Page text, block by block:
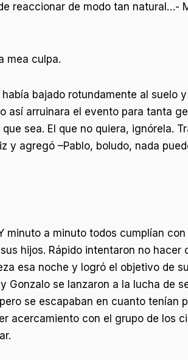
reaccionar de modo tan natural…-
mea culpa.
bajado rotundamente al suelo
así arruinara el evento para tanta
sea. El que no quiera, ignórela.
y agregó –Pablo, boludo, nada
minuto a minuto todos cumplían
hijos. Rápido intentaron no hacer
esa noche y logró el objetivo de
se lanzaron a la lucha de
se escapaban en cuanto tenían
acercamiento con el grupo de los